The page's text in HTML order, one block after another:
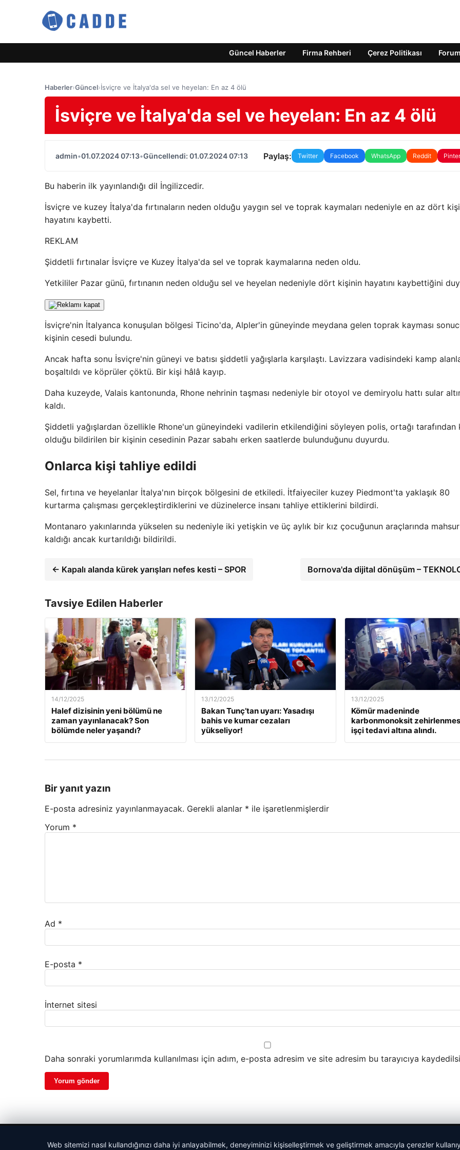
Güncel Haberler Firma Rehberi Çerez Politikası Forum
Haberler›Güncel›İsviçre ve İtalya'da sel ve heyelan: En az 4 ölü
İsviçre ve İtalya'da sel ve heyelan: En az 4 ölü
admin•01.07.2024 07:13•Güncellendi: 01.07.2024 07:13 Paylaş: Twitter Facebook WhatsApp Reddit
Bu haberin ilk yayınlandığı dil İngilizcedir.
İsviçre ve kuzey İtalya'da fırtınaların neden olduğu yaygın sel ve toprak kaymaları nedeniyle en az dört kişi
hayatını kaybetti.
REKLAM
Şiddetli fırtınalar İsviçre ve Kuzey İtalya'da sel ve toprak kaymalarına neden oldu.
Yetkililer Pazar günü, fırtınanın neden olduğu sel ve heyelan nedeniyle dört kişinin hayatını kaybettiğini
İsviçre'nin İtalyanca konuşulan bölgesi Ticino'da, Alpler'in güneyinde meydana gelen toprak kayması
kişinin cesedi bulundu.
Ancak hafta sonu İsviçre'nin güneyi ve batısı şiddetli yağışlarla karşılaştı. Lavizzara vadisindeki kamp
boşaltıldı ve köprüler çöktü. Bir kişi hâlâ kayıp.
Daha kuzeyde, Valais kantonunda, Rhone nehrinin taşması nedeniyle bir otoyol ve demiryolu hattı sular
kaldı.
Şiddetli yağışlardan özellikle Rhone'un güneyindeki vadilerin etkilendiğini söyleyen polis, ortağı tarafından
olduğu bildirilen bir kişinin cesedinin Pazar sabahı erken saatlerde bulunduğunu duyurdu.
Onlarca kişi tahliye edildi
Sel, fırtına ve heyelanlar İtalya'nın birçok bölgesini de etkiledi. İtfaiyeciler kuzey Piedmont'ta yaklaşık 80
kurtarma çalışması gerçekleştirdiklerini ve düzinelerce insanı tahliye ettiklerini bildirdi.
Montanaro yakınlarında yükselen su nedeniyle iki yetişkin ve üç aylık bir kız çocuğunun araçlarında mahsur
kaldığı ancak kurtarıldığı bildirildi.
← Kapalı alanda kürek yarışları nefes kesti – SPOR Bornova'da dijital dönüşüm –
Tavsiye Edilen Haberler
14/12/2025
Halef dizisinin yeni bölümü ne
zaman yayınlanacak? Son
bölümde neler yaşandı?
13/12/2025
Bakan Tunç’tan uyarı: Yasadışı
bahis ve kumar cezaları
yükseliyor!
13/12/2025
Kömür madeninde
karbonmonoksit
işçi tedavi altına alındı.
Bir yanıt yazın
E-posta adresiniz yayınlanmayacak. Gerekli alanlar * ile işaretlenmişlerdir
Yorum *
Ad *
E-posta *
İnternet sitesi
Daha sonraki yorumlarımda kullanılması için adım, e-posta adresim ve site adresim bu tarayıcıya
Web sitemizi nasıl kullandığınızı daha iyi anlayabilmek, deneyiminizi kişiselleştirmek ve geliştirmek amacıyla çerezler